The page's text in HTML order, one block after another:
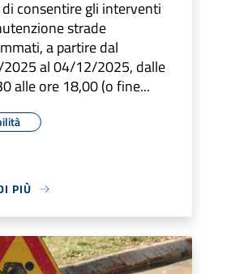
consentire gli interventi
strade
a partire dal
al 04/12/2025, dalle
alle ore 18,00 (o fine...
PIÙ